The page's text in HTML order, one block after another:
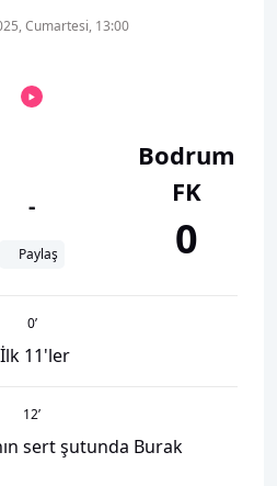
Cumartesi, 13:00
-
Paylaş
Bodrum
FK
0
0’
İlk 11'ler
12’
sert şutunda Burak